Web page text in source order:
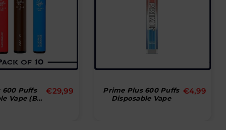
Puffs
(Box
Normal
pris
€29,99
Prime Plus 600 Puffs
Disposable Vape
Normal
pris
€4,99